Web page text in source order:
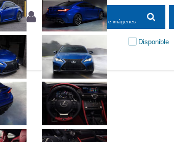
BUSCADOR
informaciones, fichas e imágenes
Disponible